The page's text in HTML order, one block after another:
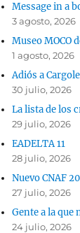
Message in a
3 agosto, 2026
Museo MOCO
1 agosto, 2026
Adiós a
30 julio, 2026
La lista de los
29 julio, 2026
EADELTA 11
28 julio, 2026
Nuevo CNAF
27 julio, 2026
Gente a la que
24 julio, 2026